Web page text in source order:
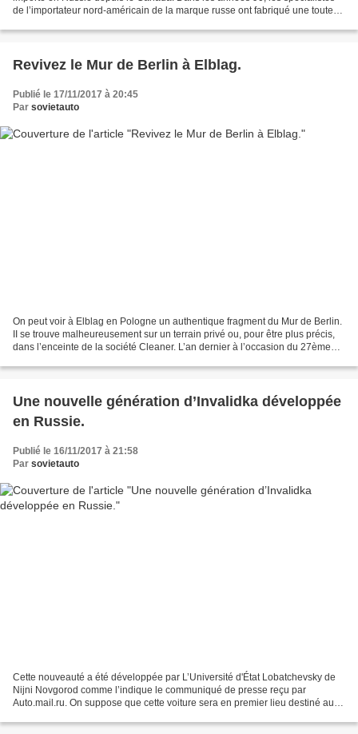
de l’importateur nord-américain de la marque russe ont fabriqué une toute
Revivez le Mur de Berlin à Elblag.
Publié le 17/11/2017 à 20:45
Par sovietauto
On peut voir à Elblag en Pologne un authentique fragment du Mur de Berlin.
II se trouve malheureusement sur un terrain privé ou, pour être plus précis,
dans l’enceinte de la société Cleaner. L’an dernier à l’occasion du 27ème
Une nouvelle génération d’Invalidka développée
en Russie.
Publié le 16/11/2017 à 21:58
Par sovietauto
Cette nouveauté a été développée par L’Université d'État Lobatchevsky de
Nijni Novgorod comme l’indique le communiqué de presse reçu par
Auto.mail.ru. On suppose que cette voiture sera en premier lieu destiné aux